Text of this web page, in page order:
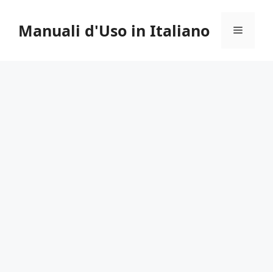
contenuto
Manuali d'Uso in Italiano Menu